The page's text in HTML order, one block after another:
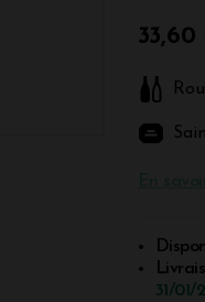
33,60
31/01/